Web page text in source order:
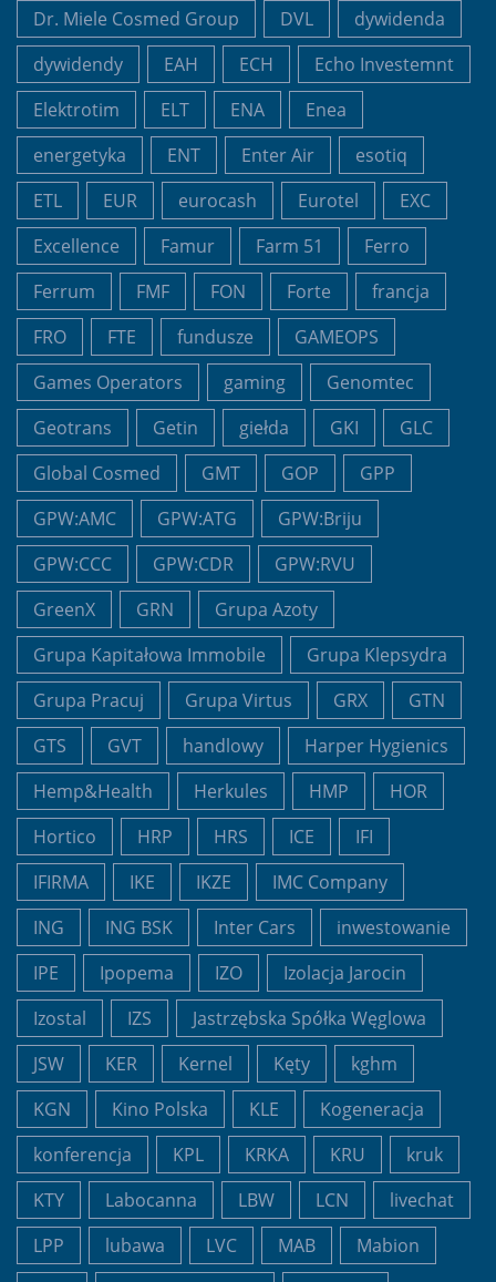
Dr. Miele Cosmed Group
DVL
dywidenda
dywidendy
EAH ECH
Echo Investemnt
Elektrotim
ELT ENA
Enea
energetyka
ENT Enter Air
esotiq
ETL
EUR eurocash Eurotel
EXC
Excellence
Famur Farm 51
Ferro
Ferrum
FMF FON Forte
francja
FRO
FTE fundusze
GAMEOPS
Games Operators
gaming
Genomtec
Geotrans
Getin giełda GKI
GLC
Global Cosmed
GMT GOP
GPP
GPW:AMC
GPW:ATG
GPW:Briju
GPW:CCC
GPW:CDR
GPW:RVU
GreenX
GRN
Grupa Azoty
Grupa Kapitałowa Immobile
Grupa Klepsydra
Grupa Pracuj
Grupa Virtus GRX
GTN
GTS
GVT handlowy
Harper Hygienics
Hemp&Health
Herkules HMP
HOR
Hortico
HRP HRS ICE
IFI
IFIRMA
IKE IKZE
IMC Company
ING
ING BSK Inter Cars
inwestowanie
IPE
Ipopema IZO
Izolacja Jarocin
Izostal
IZS
Jastrzębska Spółka Węglowa
JSW
KER Kernel Kęty
kghm
KGN
Kino Polska KLE
Kogeneracja
konferencja
KPL KRKA KRU
kruk
KTY
Labocanna LBW LCN
livechat
LPP
lubawa LVC MAB
Mabion